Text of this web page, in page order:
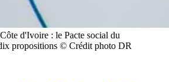
d'Ivoire : le Pacte social du
propositions © Crédit photo DR